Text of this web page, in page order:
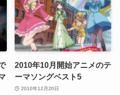
2010年10月開始アニメのテ
ーマソングベスト5
2010年12月20日